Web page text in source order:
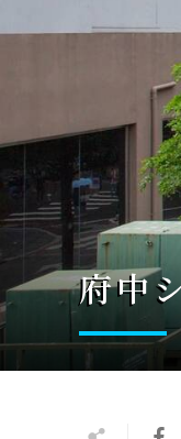
府中